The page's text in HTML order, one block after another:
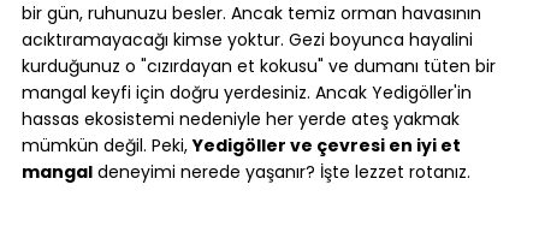
bir gün, ruhunuzu besler. Ancak temiz orman havasının
acıktıramayacağı kimse yoktur. Gezi boyunca hayalini
kurduğunuz o "cızırdayan et kokusu" ve dumanı tüten bir
mangal keyfi için doğru yerdesiniz. Ancak Yedigöller'in
hassas ekosistemi nedeniyle her yerde ateş yakmak
mümkün değil. Peki, Yedigöller ve çevresi en iyi et
mangal deneyimi nerede yaşanır? İşte lezzet rotanız.